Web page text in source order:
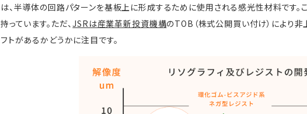
は、半導体の回路パターンを基板上に形成するために使用される感光性材料です。
持っています。ただ、JSRは産業革新投資機構のTOB（株式公開買い付け）により
フトがあるかどうかに注目です。